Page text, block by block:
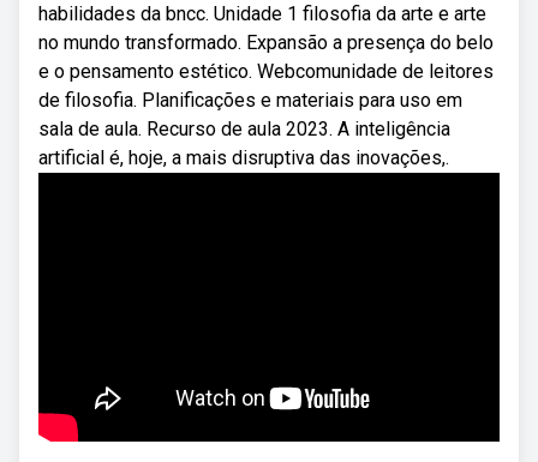
habilidades da bncc. Unidade 1 filosofia da arte e arte
no mundo transformado. Expansão a presença do belo
e o pensamento estético. Webcomunidade de leitores
de filosofia. Planificações e materiais para uso em
sala de aula. Recurso de aula 2023. A inteligência
artificial é, hoje, a mais disruptiva das inovações,.